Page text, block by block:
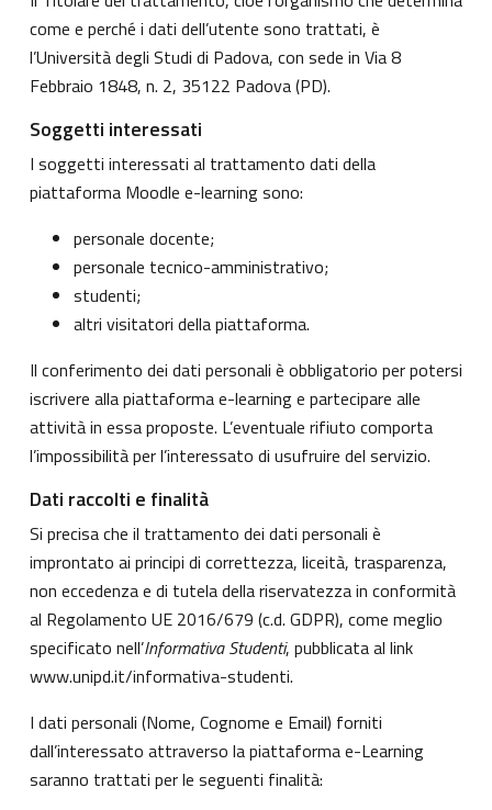
come e perché i dati dell’utente sono trattati, è
l’Università degli Studi di Padova, con sede in Via 8
Febbraio 1848, n. 2, 35122 Padova (PD).
Soggetti interessati
I soggetti interessati al trattamento dati della
piattaforma Moodle e-learning sono:
personale docente;
personale tecnico-amministrativo;
studenti;
altri visitatori della piattaforma.
Il conferimento dei dati personali è obbligatorio per potersi
iscrivere alla piattaforma e-learning e partecipare alle
attività in essa proposte. L’eventuale rifiuto comporta
l’impossibilità per l’interessato di usufruire del servizio.
Dati raccolti e finalità
Si precisa che il trattamento dei dati personali è
improntato ai principi di correttezza, liceità, trasparenza,
non eccedenza e di tutela della riservatezza in conformità
al Regolamento UE 2016/679 (c.d. GDPR), come meglio
specificato nell’Informativa Studenti, pubblicata al link
www.unipd.it/informativa-studenti.
I dati personali (Nome, Cognome e Email) forniti
dall’interessato attraverso la piattaforma e-Learning
saranno trattati per le seguenti finalità: